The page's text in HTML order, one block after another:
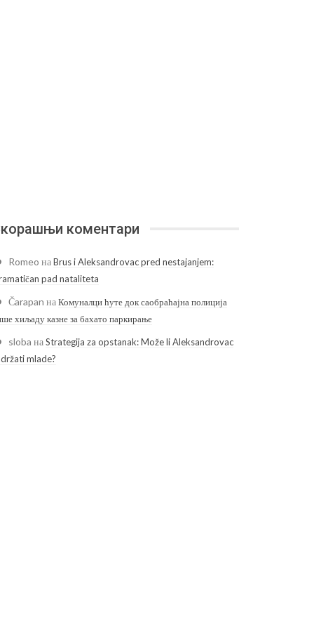
коментари
Romeo наBrus i Aleksandrovac pred nestajanjem:
pad nataliteta
Čarapan наКомуналци ћуте док саобраћајна полиција
хиљаду казне за бахато паркирање
sloba наStrategija za opstanak: Može li Aleksandrovac
mlade?